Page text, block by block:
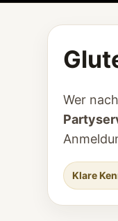
Wer nach
Klare